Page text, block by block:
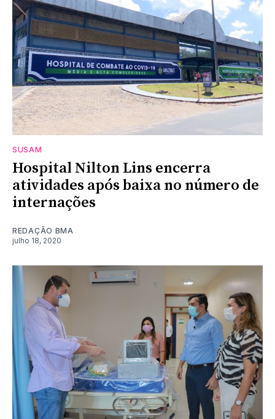
SUSAM
Hospital Nilton Lins encerra
atividades após baixa no número de
internações
REDAÇÃO BMA
julho 18, 2020